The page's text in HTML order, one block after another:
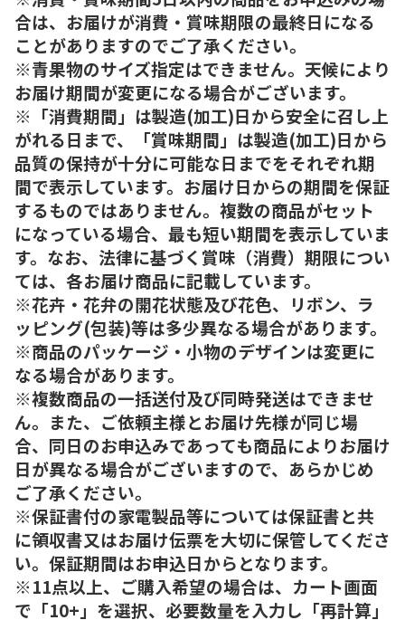
合は、お届けが消費・賞味期限の最終日になる
ことがありますのでご了承ください。
※青果物のサイズ指定はできません。天候により
お届け期間が変更になる場合がございます。
※「消費期間」は製造(加工)日から安全に召し上
がれる日まで、「賞味期間」は製造(加工)日から
品質の保持が十分に可能な日までをそれぞれ期
間で表示しています。お届け日からの期間を保証
するものではありません。複数の商品がセット
になっている場合、最も短い期間を表示していま
す。なお、法律に基づく賞味（消費）期限につい
ては、各お届け商品に記載しています。
※花卉・花弁の開花状態及び花色、リボン、ラ
ッピング(包装)等は多少異なる場合があります。
※商品のパッケージ・小物のデザインは変更に
なる場合があります。
※複数商品の一括送付及び同時発送はできませ
ん。また、ご依頼主様とお届け先様が同じ場
合、同日のお申込みであっても商品によりお届け
日が異なる場合がございますので、あらかじめ
ご了承ください。
※保証書付の家電製品等については保証書と共
に領収書又はお届け伝票を大切に保管してくださ
い。保証期間はお申込日からとなります。
※11点以上、ご購入希望の場合は、カート画面
で「10+」を選択、必要数量を入力し「再計算」